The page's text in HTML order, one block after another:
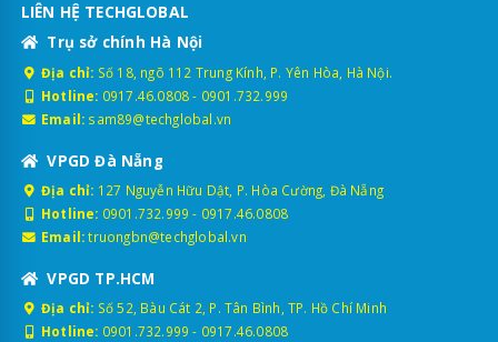
LIÊN HỆ TECHGLOBAL
Trụ sở chính Hà Nội
Địa chỉ: Số 18, ngõ 112 Trung Kính, P. Yên Hòa, Hà Nội.
Hotline: 0917.46.0808- 0901.732.999
Email: sam89@techglobal.vn
VPGD Đà Nẵng
Địa chỉ: 127 Nguyễn Hữu Dật, P. Hòa Cường, Đà Nẵng
Hotline: 0901.732.999 - 0917.46.0808
Email: truongbn@techglobal.vn
VPGD TP.HCM
Địa chỉ: Số 52, Bàu Cát 2, P. Tân Bình, TP. Hồ Chí Minh
Hotline: 0901.732.999 - 0917.46.0808